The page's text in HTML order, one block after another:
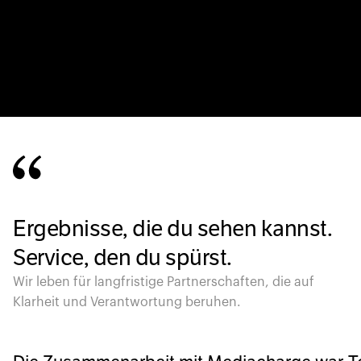
Ergebnisse, die du sehen kannst.
Service, den du spürst.
Wir leben für langfristige Partnerschaften, die auf
Klarheit und Verantwortung beruhen.